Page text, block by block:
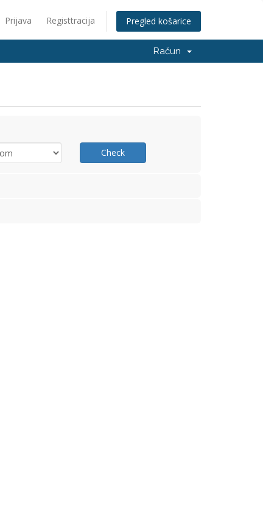
Prijava Registtracija Pregled košarice
Račun
Check